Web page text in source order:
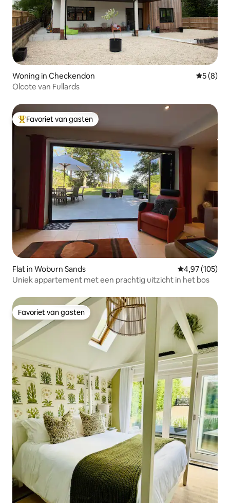
Woning in Checkendon
5 (8)
Olcote van Fullards
Topfavoriet van gasten
Favoriet van gasten
Flat in Woburn Sands Gemiddelde
4,97 (105)
Uniek appartement met een prachtig uitzicht in het bos
Favoriet van gasten
Favoriet van gasten